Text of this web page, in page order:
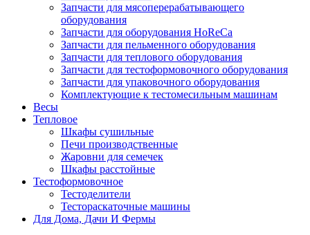
Запчасти для мясоперерабатывающего
оборудования
Запчасти для оборудования HoReCa
Запчасти для пельменного оборудования
Запчасти для теплового оборудования
Запчасти для тестоформовочного оборудования
Запчасти для упаковочного оборудования
Комплектующие к тестомесильным машинам
Весы
Тепловое
Шкафы сушильные
Печи производственные
Жаровни для семечек
Шкафы расстойные
Тестоформовочное
Тестоделители
Тестораскаточные машины
Для Дома, Дачи И Фермы